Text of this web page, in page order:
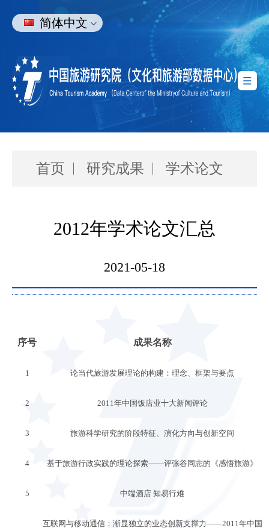
简体中文
首页 研究成果 学术论文
2012年学术论文汇总
2021-05-18
序号 成果名称
1 论当代旅游发展理论的构建：理念、框架与要点
2 2011年中国饭店业十大新闻评论
3 旅游科学研究的阶段特征、演化方向与创新空间
4 基于旅游行政实践的理论探索——评张谷同志的《感悟旅游》
5 中端酒店 知易行难
互联网与移动通信：渐显独立的业态创新支撑力——2011年中国